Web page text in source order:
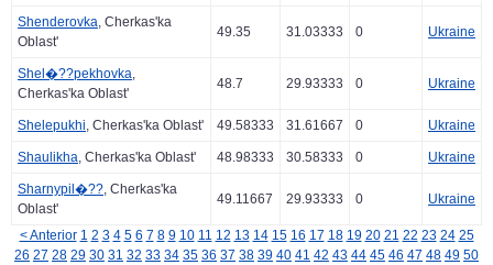
Shenderovka, Cherkas'ka
Oblast'
49.35 31.03333 0 Ukraine
Shel�??pekhovka,
Cherkas'ka Oblast'
48.7 29.93333 0 Ukraine
Shelepukhi, Cherkas'ka Oblast' 49.58333 31.61667 0 Ukraine
Shaulikha, Cherkas'ka Oblast' 48.98333 30.58333 0 Ukraine
Sharnypil�??, Cherkas'ka
Oblast'
49.11667 29.93333 0 Ukraine
< Anterior 1 2 3 4 5 6 7 8 9 10 11 12 13 14 15 16 17 18 19 20 21 22 23 24 25
26 27 28 29 30 31 32 33 34 35 36 37 38 39 40 41 42 43 44 45 46 47 48 49 50